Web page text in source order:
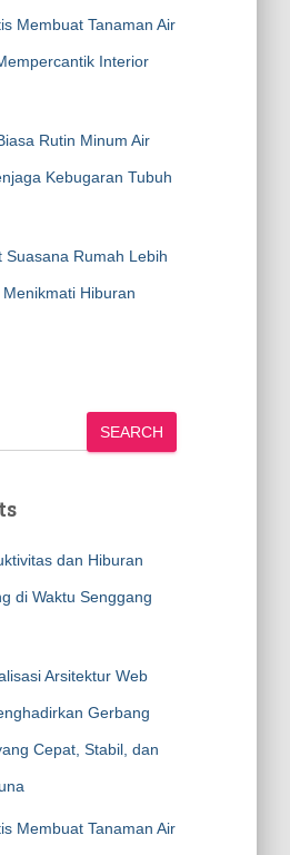
Membuat Tanaman Air
Interior
Rutin Minum Air
Kebugaran Tubuh
Suasana Rumah Lebih
Hiburan
SEARCH
dan Hiburan
di Waktu Senggang
Arsitektur Web
Gerbang
Cepat, Stabil, dan
Membuat Tanaman Air